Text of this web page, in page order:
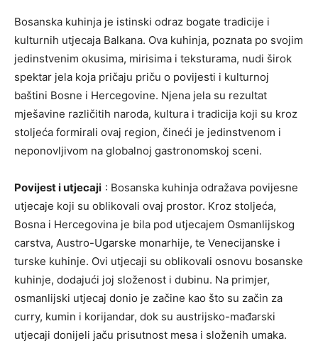
Bosanska kuhinja je istinski odraz bogate tradicije i
kulturnih utjecaja Balkana. Ova kuhinja, poznata po svojim
jedinstvenim okusima, mirisima i teksturama, nudi širok
spektar jela koja pričaju priču o povijesti i kulturnoj
baštini Bosne i Hercegovine. Njena jela su rezultat
mješavine različitih naroda, kultura i tradicija koji su kroz
stoljeća formirali ovaj region, čineći je jedinstvenom i
neponovljivom na globalnoj gastronomskoj sceni.
Povijest i utjecaji : Bosanska kuhinja odražava povijesne
utjecaje koji su oblikovali ovaj prostor. Kroz stoljeća,
Bosna i Hercegovina je bila pod utjecajem Osmanlijskog
carstva, Austro-Ugarske monarhije, te Venecijanske i
turske kuhinje. Ovi utjecaji su oblikovali osnovu bosanske
kuhinje, dodajući joj složenost i dubinu. Na primjer,
osmanlijski utjecaj donio je začine kao što su začin za
curry, kumin i korijandar, dok su austrijsko-mađarski
utjecaji donijeli jaču prisutnost mesa i složenih umaka.